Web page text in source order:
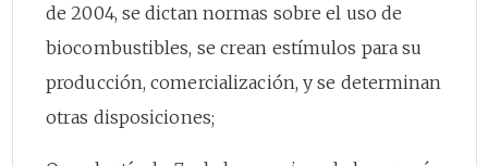
de 2004, se dictan normas sobre el uso de
biocombustibles, se crean estímulos para su
producción, comercialización, y se determinan
otras disposiciones;